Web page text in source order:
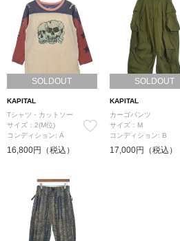
SOLDOUT
KAPITAL
Tシャツ・カットソー
サイズ：2(M位)
コンディション: A
16,800円（税込）
SOLDOUT
KAPITAL
カーゴパンツ
サイズ：M
コンディション: B
17,000円（税込）